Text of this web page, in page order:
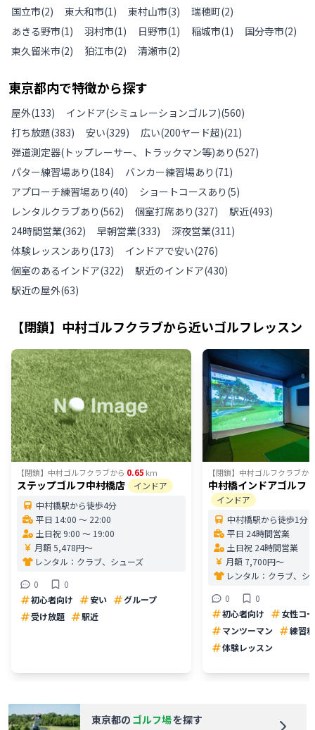
国立市(2) 東大和市(1) 東村山市(3) 瑞穂町(2)
あきる野市(1) 羽村市(1) 日野市(1) 稲城市(1) 国分寺市(2)
東久留米市(2) 狛江市(2) 清瀬市(2)
東京都内で特徴から探す
屋外(133) インドア(シミュレーションゴルフ)(560)
打ち放題(383) 安い(329) 広い(200ヤード超)(21)
弾道測定器(トップレーサー、トラックマン等)あり (527)
パター練習場あり (184) バンカー練習場あり (71)
アプローチ練習場あり (40) ショートコースあり (5)
レンタルクラブあり (562) 個室打席あり (327) 駅近(493)
24時間営業(362) 早朝営業(333) 深夜営業(311)
体験レッスンあり (173) インドアで安い(276)
個室のあるインドア(322) 駅近のインドア(430)
駅近の屋外(63)
【閉鎖】中村ゴルフクラブから近いゴルフレッスン
【閉鎖】中村ゴルフクラブから 0.65 km
ステップゴルフ中村橋店
インドア
中村橋駅から徒歩4分
平日 14:00 〜 22:00
土日祝 9:00 〜 19:00
月額 5,478円〜
レンタル： クラブ、シューズ
0
0
初心者向け
安い
グループ
受け放題
駅近
【閉鎖】中村ゴルフクラブか
中村橋インドアゴルフ
インドア
中村橋駅から徒歩1分
平日 24時間営業
土日祝 24時間営業
月額 7,700円〜
レンタル： クラブ、シ
0
0
初心者向け
女性コ
マンツーマン
練習
体験レッスン
東京都の ゴルフ場を探す